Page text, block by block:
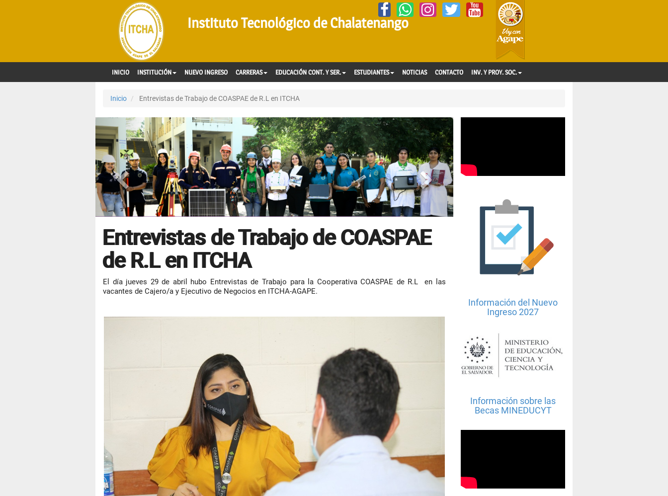
Instituto Tecnológico de Chalatenango
INICIO INSTITUCIÓN NUEVO INGRESO CARRERAS EDUCACIÓN CONT. Y SER. ESTUDIANTES NOTICIAS CONTACTO INV. Y PROY. SOC.
Inicio Entrevistas de Trabajo de COASPAE de R.L en ITCHA
Entrevistas de Trabajo de COASPAE
de R.L en ITCHA
El día jueves 29 de abril hubo Entrevistas de Trabajo para la Cooperativa COASPAE de R.L en las
vacantes de Cajero/a y Ejecutivo de Negocios en ITCHA-AGAPE.
Información del Nuevo
Ingreso 2027
Información sobre las
Becas MINEDUCYT